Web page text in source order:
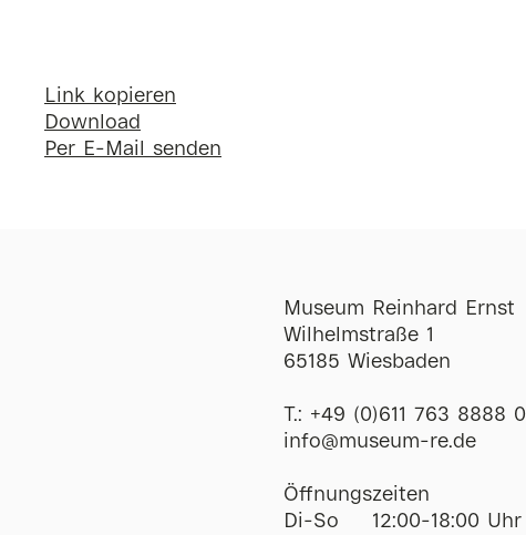
Link kopieren
Download
Per E-Mail senden
Museum Reinhard Ernst
Wilhelmstraße 1
65185 Wiesbaden
T.: +49 (0)611 763 8888 0
ofni@museum-re de
Öffnungszeiten
Di-So
12:00-18:00 Uhr